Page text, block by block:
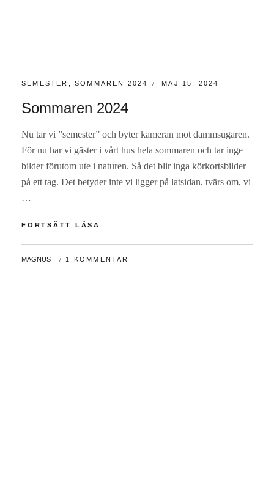
KATEGORIER:
SEMESTER ,SOMMAREN 2024 PUBLICERAT
MAJ 15, 2024
Sommaren 2024
Nu tar vi ”semester” och byter kameran mot dammsugaren.
För nu har vi gäster i vårt hus hela sommaren och tar inge
bilder förutom ute i naturen. Så det blir inga körkortsbilder
på ett tag. Det betyder inte vi ligger på latsidan, tvärs om, vi
…
FORTSÄTT LÄSA
AV
MAGNUS 1 KOMMENTAR